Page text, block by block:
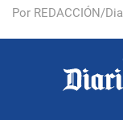
Por REDACCIÓN/